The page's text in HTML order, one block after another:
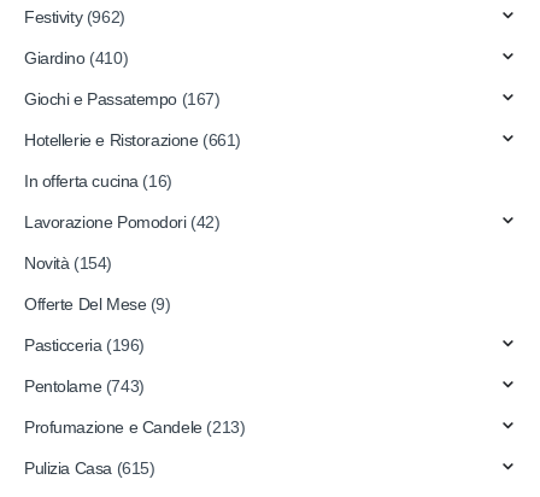
Festivity (962)
Giardino (410)
Giochi e Passatempo (167)
Hotellerie e Ristorazione (661)
In offerta cucina (16)
Lavorazione Pomodori (42)
Novità (154)
Offerte Del Mese (9)
Pasticceria (196)
Pentolame (743)
Profumazione e Candele (213)
Pulizia Casa (615)